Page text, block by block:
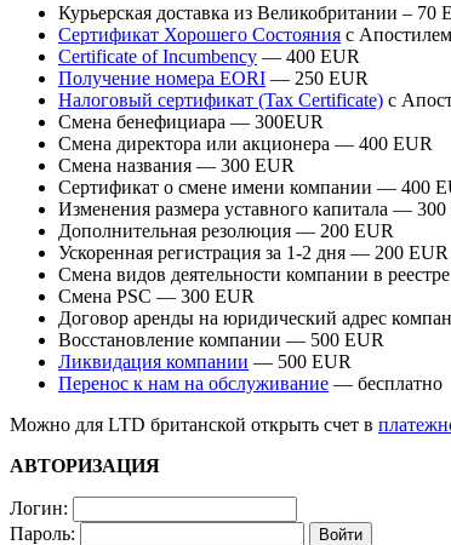
Курьерская доставка из Великобритании – 70
Сертификат Хорошего Состояния с
Certificate of Incumbency — 400 EUR
Получение номера EORI — 250 EUR
Налоговый сертификат (Tax Certificate) с
Смена бенефициара — 300EUR
Смена директора или акционера — 400 EUR
Смена названия — 300 EUR
Сертификат о смене имени компании — 400
Изменения размера уставного капитала — 300
Дополнительная резолюция — 200 EUR
Ускоренная регистрация за 1-2 дня — 200
Смена видов деятельности компании в
Смена PSC — 300 EUR
Договор аренды на юридический адрес
Восстановление компании — 500 EUR
Ликвидация компании — 500 EUR
Перенос к нам на обслуживание — бесплатно
Можно для LTD британской открыть счет в
АВТОРИЗАЦИЯ
Логин:
Пароль: